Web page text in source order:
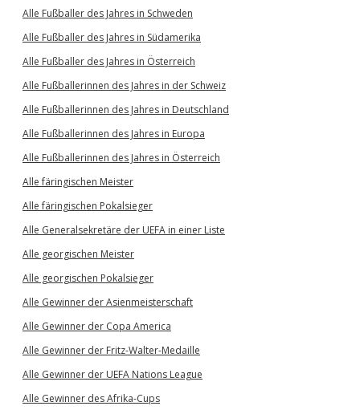
Alle Fußballer des Jahres in Schweden
Alle Fußballer des Jahres in Südamerika
Alle Fußballer des Jahres in Österreich
Alle Fußballerinnen des Jahres in der Schweiz
Alle Fußballerinnen des Jahres in Deutschland
Alle Fußballerinnen des Jahres in Europa
Alle Fußballerinnen des Jahres in Österreich
Alle färingischen Meister
Alle färingischen Pokalsieger
Alle Generalsekretäre der UEFA in einer Liste
Alle georgischen Meister
Alle georgischen Pokalsieger
Alle Gewinner der Asienmeisterschaft
Alle Gewinner der Copa America
Alle Gewinner der Fritz-Walter-Medaille
Alle Gewinner der UEFA Nations League
Alle Gewinner des Afrika-Cups